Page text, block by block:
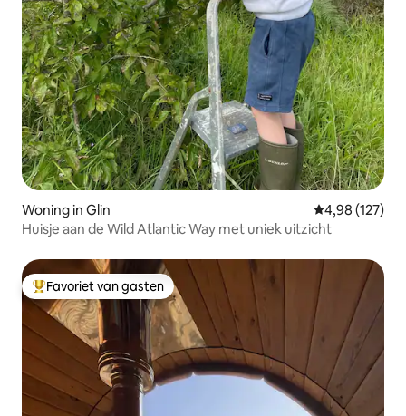
Woning in Glin Gemiddelde
4,98 (127)
Huisje aan de Wild Atlantic Way met uniek uitzicht
Topfavoriet van gasten
Favoriet van gasten